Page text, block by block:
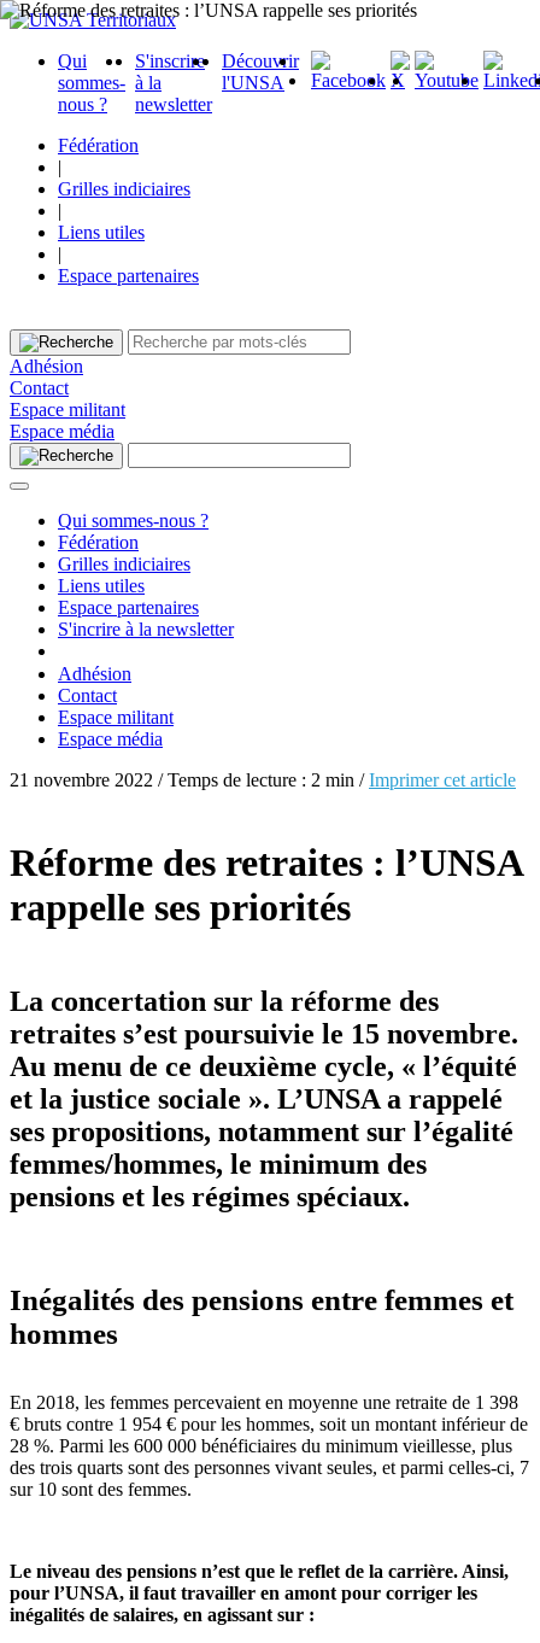
Qui
sommes-
nous ?
S'inscrire
à la
newsletter
Découvrir
l'UNSA
Fédération
|
Grilles indiciaires
|
Liens utiles
|
Espace partenaires
Adhésion
Contact
Espace militant
Espace média
Qui sommes-nous ?
Fédération
Grilles indiciaires
Liens utiles
Espace partenaires
S'incrire à la newsletter
Adhésion
Contact
Espace militant
Espace média
21 novembre 2022 / Temps de lecture : 2 min /Imprimer cet article
Réforme des retraites : l’UNSA
rappelle ses priorités
La concertation sur la réforme des
retraites s’est poursuivie le 15 novembre.
Au menu de ce deuxième cycle, « l’équité
et la justice sociale ». L’UNSA a rappelé
ses propositions, notamment sur l’égalité
femmes/hommes, le minimum des
pensions et les régimes spéciaux.
Inégalités des pensions entre femmes et
hommes
En 2018, les femmes percevaient en moyenne une retraite de 1 398
€ bruts contre 1 954 € pour les hommes, soit un montant inférieur de
28 %. Parmi les 600 000 bénéficiaires du minimum vieillesse, plus
des trois quarts sont des personnes vivant seules, et parmi celles-ci, 7
sur 10 sont des femmes.
Le niveau des pensions n’est que le reflet de la carrière. Ainsi,
pour l’UNSA, il faut travailler en amont pour corriger les
inégalités de salaires, en agissant sur :